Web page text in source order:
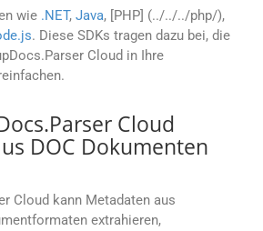
wie .NET, Java, [PHP] (../../../php/),
. Diese SDKs tragen dazu bei, die
Cloud in Ihre
Cloud
DOC Dokumenten
Cloud kann Metadaten aus
extrahieren,